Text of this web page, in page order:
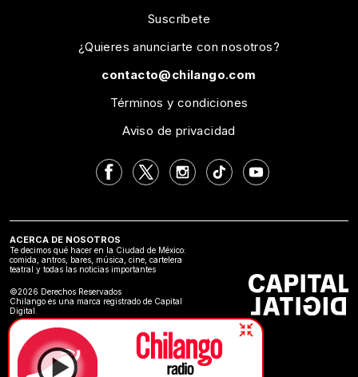
Suscríbete
¿Quieres anunciarte con nosotros?
contacto@chilango.com
Términos y condiciones
Aviso de privacidad
ACERCA DE NOSOTROS
Te decimos qué hacer en la Ciudad de México:
comida, antros, bares, música, cine, cartelera
teatral y todas las noticias importantes
©2026 Derechos Reservados
Chilango es una marca registrado de Capital
Digital.